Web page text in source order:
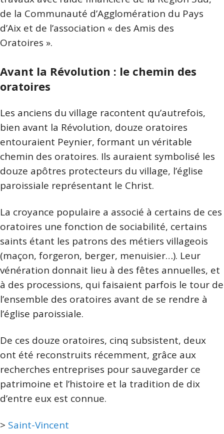
de la Communauté d’Agglomération du Pays
d’Aix et de l’association « des Amis des
Oratoires ».
Avant la Révolution : le chemin des
oratoires
Les anciens du village racontent qu’autrefois,
bien avant la Révolution, douze oratoires
entouraient Peynier, formant un véritable
chemin des oratoires. Ils auraient symbolisé les
douze apôtres protecteurs du village, l’église
paroissiale représentant le Christ.
La croyance populaire a associé à certains de ces
oratoires une fonction de sociabilité, certains
saints étant les patrons des métiers villageois
(maçon, forgeron, berger, menuisier…). Leur
vénération donnait lieu à des fêtes annuelles, et
à des processions, qui faisaient parfois le tour de
l’ensemble des oratoires avant de se rendre à
l’église paroissiale.
De ces douze oratoires, cinq subsistent, deux
ont été reconstruits récemment, grâce aux
recherches entreprises pour sauvegarder ce
patrimoine et l’histoire et la tradition de dix
d’entre eux est connue.
> Saint-Vincent